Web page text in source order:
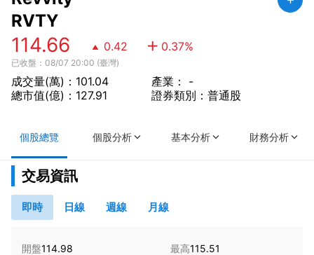
RVTY
114.66 0.42 0.37%
已收盤：08/07 20:00 (臺灣)
成交量(萬)：101.04
總市值(億)：127.91
產業： -
證券類別：普通股
個股總覽 個股分析 基本分析 財務分析
交易資訊
即時 日線 週線 月線
開盤114.98 最高115.51